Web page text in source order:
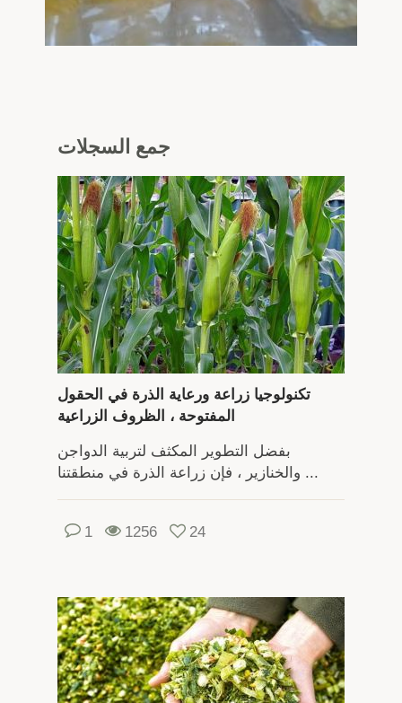
جمع السجلات
تكنولوجيا زراعة ورعاية الذرة في الحقول
المفتوحة ، الظروف الزراعية
بفضل التطوير المكثف لتربية الدواجن
والخنازير ، فإن زراعة الذرة في منطقتنا ...
1 1256 24